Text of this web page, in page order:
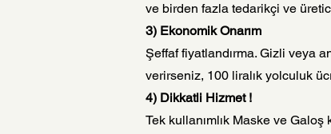
ve birden fazla tedarikçi ve
3) Ekonomik Onarım
Şeffaf fiyatlandırma. Gizli veya
verirseniz, 100 liralık yolculuk
4) Dikkatli Hizmet !
Tek kullanımlık Maske ve